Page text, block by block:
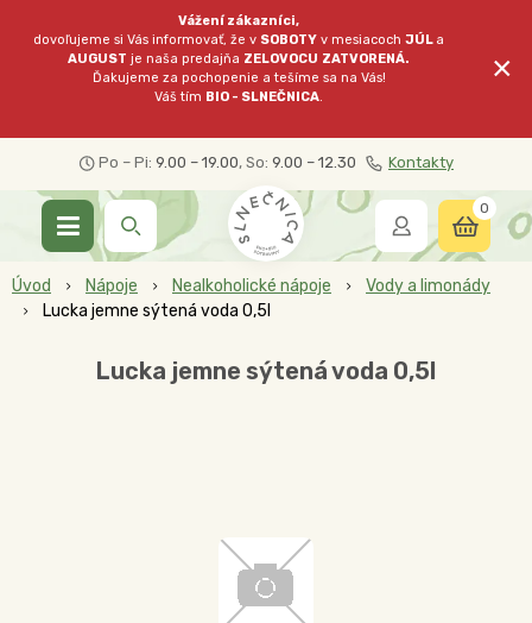
Vážení zákazníci,
dovoľujeme si Vás informovať, že v SOBOTY v mesiacochJÚL a
AUGUST je naša predajňa ZELOVOCU ZATVORENÁ.
Ďakujeme za pochopenie a tešíme sa na Vás!
Váš tím BIO - SLNEČNICA.
×
Po – Pi: 9.00 – 19.00, So: 9.00 – 12.30 Kontakty
0
Úvod Nápoje Nealkoholické nápoje
Vody a limonády
Lucka jemne sýtená voda 0,5l
Lucka jemne sýtená voda 0,5l